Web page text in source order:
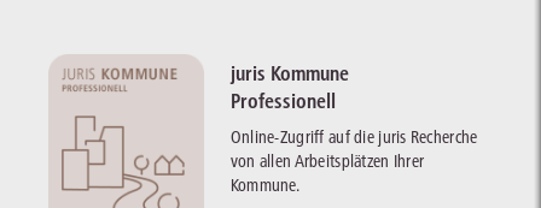
juris Kommune
Professionell
Online-Zugriff auf die juris Recherche
von allen Arbeitsplätzen Ihrer
Kommune.